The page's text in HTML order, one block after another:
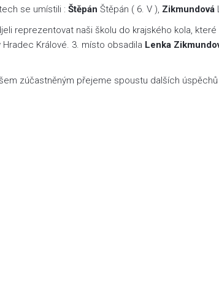
se umístili : Štěpán Štěpán ( 6. V ), Zikmundová
reprezentovat naši školu do krajského kola,
Králové. 3. místo obsadila Lenka
zúčastněným přejeme spoustu dalších úspěchů